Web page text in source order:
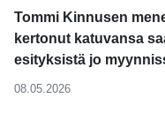
Tommi Kinnusen
kertonut katuvansa
esityksistä jo
08.05.2026